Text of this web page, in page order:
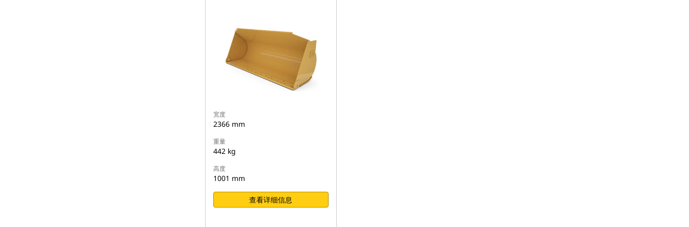
宽度
2366 mm
重量
442 kg
高度
1001 mm
查看详细信息